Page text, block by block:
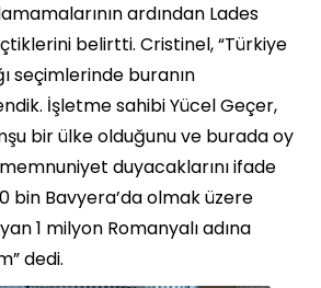
ardından Lades
belirtti. Cristinel, “Türkiye
seçimlerinde buranın
İşletme sahibi Yücel Geçer,
bir ülke olduğunu ve burada oy
duyacaklarını ifade
bin Bavyera’da olmak üzere
1 milyon Romanyalı adına
dedi.